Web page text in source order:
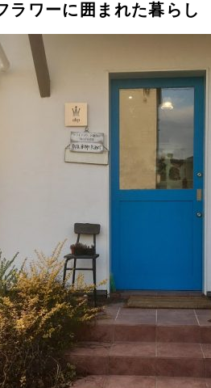
ラワーに囲まれた暮らし